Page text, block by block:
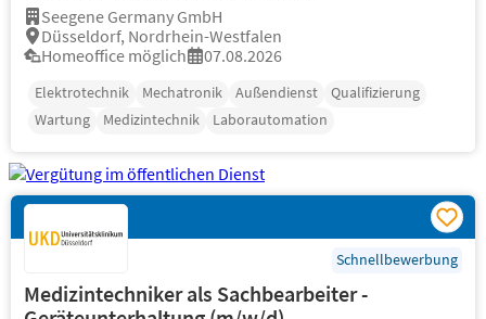
Seegene Germany GmbH
Düsseldorf, Nordrhein-Westfalen
Homeoffice möglich
07.08.2026
Elektrotechnik Mechatronik Außendienst
Qualifizierung
Wartung
Medizintechnik Laborautomation
Schnellbewerbung
Medizintechniker als Sachbearbeiter -